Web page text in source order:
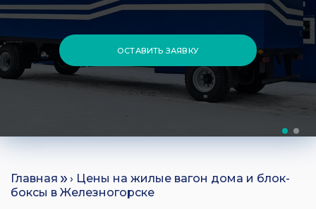
ОСТАВИТЬ ЗАЯВКУ
Главная
› Цены на жилые вагон дома и блок-
боксы в Железногорске